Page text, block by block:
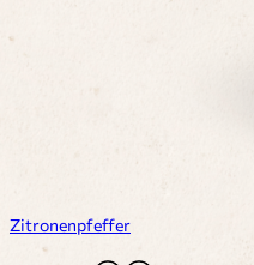
Zitronenpfeffer